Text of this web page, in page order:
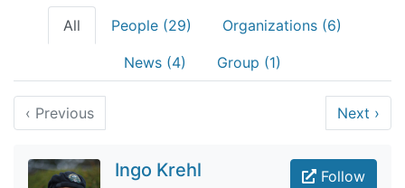
All People (29) Organizations (6)
News (4) Group (1)
‹ Previous Next ›
Follow
Ingo Krehl